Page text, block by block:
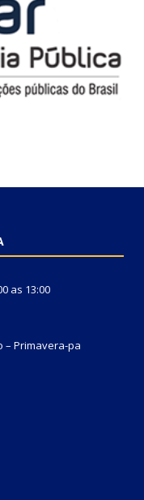
as 13:00
– Primavera-pa